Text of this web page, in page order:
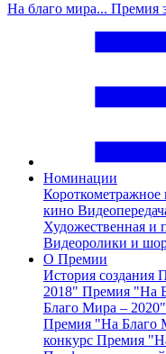
На благо мира... Премия
Номинации
Короткометражное
кино
Художественная и
Видеоролики и
О Премии
История создания
2018" Премия "На
Благо Мира – 2020"
Премия "На Благо
конкурс Премия